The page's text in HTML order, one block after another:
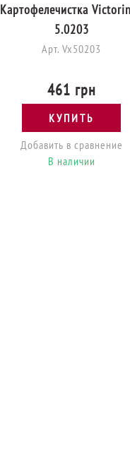
Картофелечистка
5.0203
Арт. Vx50203
461 грн
КУПИТЬ
Добавить в сравнение
В наличии